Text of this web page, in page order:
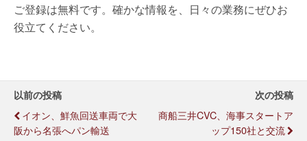
ご登録は無料です。確かな情報を、日々の業務にぜひお
役立てください。
以前の投稿
イオン、鮮魚回送車両で大
阪から名張へパン輸送
次の投稿
商船三井CVC、海事スタートア
ップ150社と交流